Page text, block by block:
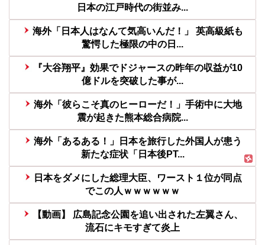
日本の江戸時代の街並み...
海外「日本人はなんて気高いんだ！」 英高級紙も
驚愕した極限の中の日...
『大谷翔平』効果でドジャースの昨年の収益が10
億ドルを突破した事が...
海外「彼らこそ真のヒーローだ！」手術中に大地
震が起きた熊本総合病院...
海外「あるある！」日本を旅行した外国人が患う
新たな症状「日本後PT...
日本をダメにした総理大臣、ワースト１位が同点
でこの人ｗｗｗｗｗｗ
【動画】 広島記念公園を追い出された左翼さん、
流石にキモすぎて炎上